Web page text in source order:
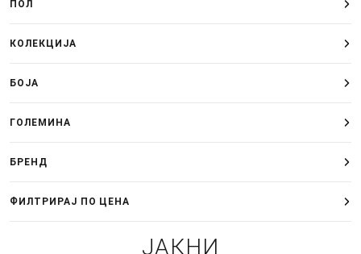
ПОЛ
КОЛЕКЦИЈА
БОЈА
ГОЛЕМИНА
БРЕНД
ФИЛТРИРАЈ ПО ЦЕНА
ЈАКНИ